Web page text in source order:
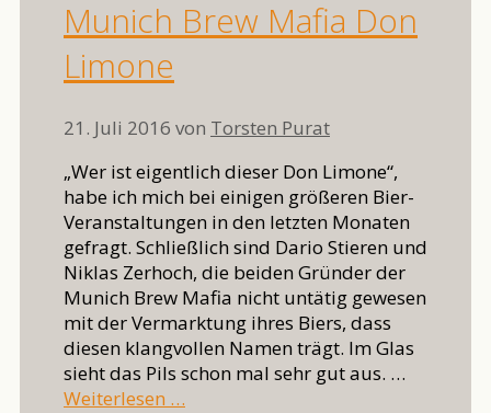
Munich Brew Mafia Don
Limone
21. Juli 2016 von Torsten Purat
„Wer ist eigentlich dieser Don Limone“,
habe ich mich bei einigen größeren Bier-
Veranstaltungen in den letzten Monaten
gefragt. Schließlich sind Dario Stieren und
Niklas Zerhoch, die beiden Gründer der
Munich Brew Mafia nicht untätig gewesen
mit der Vermarktung ihres Biers, dass
diesen klangvollen Namen trägt. Im Glas
sieht das Pils schon mal sehr gut aus. …
Weiterlesen …